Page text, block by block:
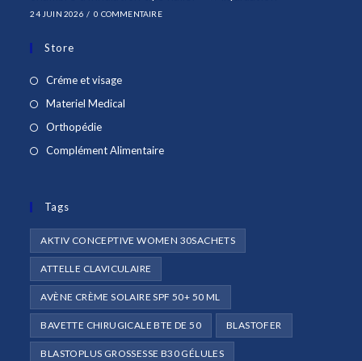
24 JUIN 2026 / 0 COMMENTAIRE
Store
Créme et visageS’ouvre
dans
Materiel Medical
OrthopédieS’ouvre
dans
Complément AlimentaireS’ouvre
onglet
Tags
AKTIV CONCEPTIVE WOMEN 30SACHETS
ATTELLE CLAVICULAIRE
AVÈNE CRÈME SOLAIRE SPF 50+ 50 ML
BAVETTE CHIRUGICALE BTE DE 50 BLASTOFER
BLASTOPLUS GROSSESSE B30 GÉLULES